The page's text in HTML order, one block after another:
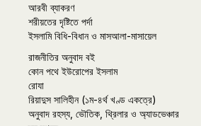
আরবী ব্যাকরণ
শরীয়তের দৃষ্টিতে পর্দা
ইসলামি বিধি-বিধান ও মাসআলা-মাসায়েল
রাজনীতির অনুবাদ বই
কোন পথে ইউরোপের ইসলাম
রোযা
রিয়াদুস সালিহীন (১ম-৪র্থ খণ্ড একত্রে)
অনুবাদ রহস্য, ভৌতিক, থ্রিলার ও অ্যাডভেঞ্চার